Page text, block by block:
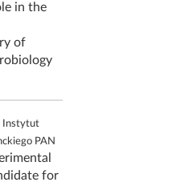
in the
of
Instytut
PAN
for